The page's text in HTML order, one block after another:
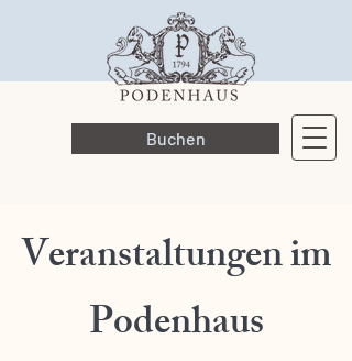
Buchen
Veranstaltungen im
Podenhaus